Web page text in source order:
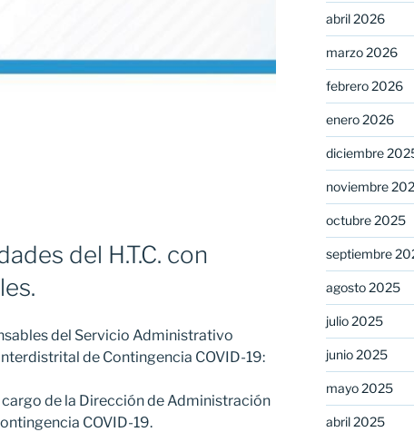
del H.T.C. con
del Servicio Administrativo
de Contingencia COVID-19:
de la Dirección de Administración
COVID-19.
abril 2026
marzo 2026
febrero 2026
enero 2026
diciembre
noviembre
octubre 2025
septiembre
agosto 2025
julio 2025
junio 2025
mayo 2025
abril 2025